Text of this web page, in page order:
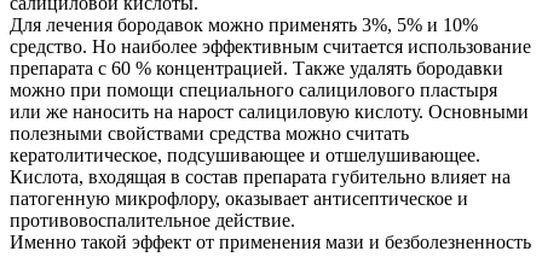
Для лечения бородавок можно применять 3%, 5% и 10%
средство. Но наиболее эффективным считается использование
препарата с 60 % концентрацией. Также удалять бородавки
можно при помощи специального салицилового пластыря
или же наносить на нарост салициловую кислоту. Основными
полезными свойствами средства можно считать
кератолитическое, подсушивающее и отшелушивающее.
Кислота, входящая в состав препарата губительно влияет на
патогенную микрофлору, оказывает антисептическое и
противовоспалительное действие.
Именно такой эффект от применения мази и безболезненность